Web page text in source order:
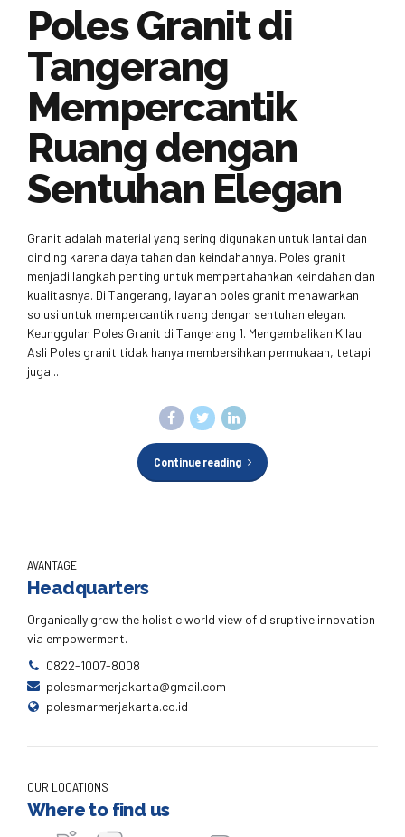
Poles Granit di
Tangerang
Mempercantik
Ruang dengan
Sentuhan Elegan
Granit adalah material yang sering digunakan untuk lantai dan
dinding karena daya tahan dan keindahannya. Poles granit
menjadi langkah penting untuk mempertahankan keindahan dan
kualitasnya. Di Tangerang, layanan poles granit menawarkan
solusi untuk mempercantik ruang dengan sentuhan elegan.
Keunggulan Poles Granit di Tangerang 1. Mengembalikan Kilau
Asli Poles granit tidak hanya membersihkan permukaan, tetapi
juga...
Continue reading
AVANTAGE
Headquarters
Organically grow the holistic world view of disruptive innovation
via empowerment.
0822-1007-8008
polesmarmerjakarta@gmail.com
polesmarmerjakarta.co.id
OUR LOCATIONS
Where to find us